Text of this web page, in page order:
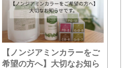
【ノンジアミンカラーをご
希望の方へ】大切なお知ら